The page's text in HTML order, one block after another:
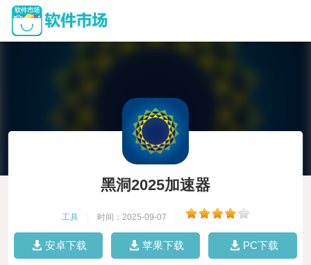
黑洞2025加速器
工具 时间：2025-09-07
安卓下载 苹果下载 PC下载